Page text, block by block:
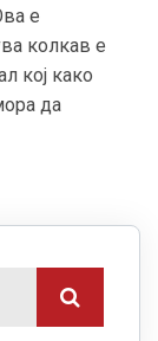
е
колкав е
кој како
да